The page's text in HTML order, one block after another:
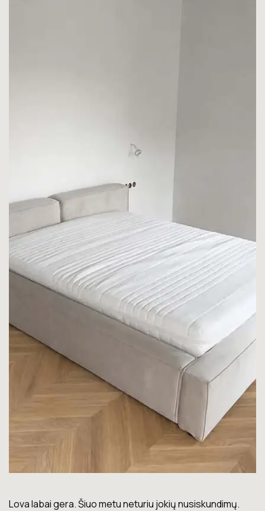
Lova labai gera. Šiuo metu neturiu jokių nusiskundimų.